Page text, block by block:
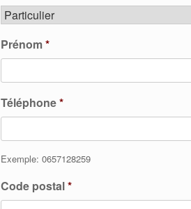
Prénom*
Téléphone*
Exemple: 0657128259
Code postal*